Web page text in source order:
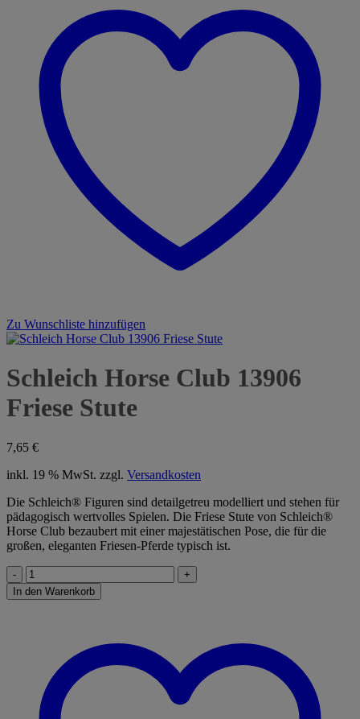
Zu Wunschliste hinzufügen
Schleich Horse Club 13906
Friese Stute
7,65 €
inkl. 19 % MwSt. zzgl. Versandkosten
Die Schleich® Figuren sind detailgetreu modelliert und stehen für
pädagogisch wertvolles Spielen. Die Friese Stute von Schleich®
Horse Club bezaubert mit einer majestätischen Pose, die für die
großen, eleganten Friesen-Pferde typisch ist.
Schleich
Horse
Club
In den Warenkorb